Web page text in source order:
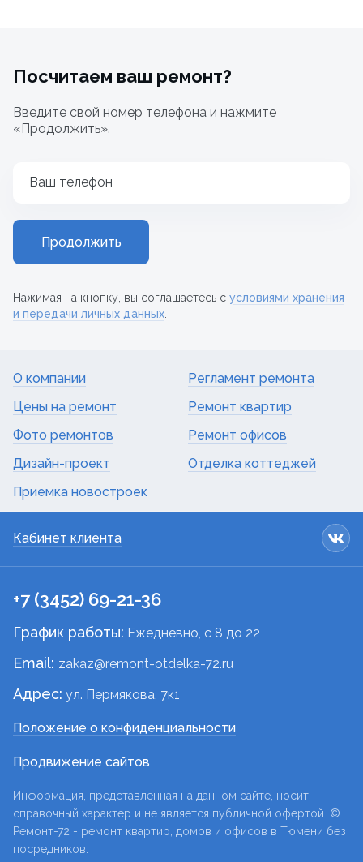
Посчитаем ваш ремонт?
Введите свой номер телефона и нажмите
«Продолжить».
Ваш телефон
Продолжить
Нажимая на кнопку, вы соглашаетесь с условиями хранения
и передачи личных данных.
О компании
Цены на ремонт
Фото ремонтов
Дизайн-проект
Приемка новостроек
Регламент ремонта
Ремонт квартир
Ремонт офисов
Отделка коттеджей
Кабинет клиента
+7 (3452) 69-21-36
График работы: Ежедневно, c 8 до 22
Email: zakaz@remont-otdelka-72.ru
Адрес: ул. Пермякова, 7к1
Положение о конфиденциальности
Продвижение сайтов
Информация, представленная на данном сайте, носит
справочный характер и не является публичной офертой. ©
Ремонт-72 - ремонт квартир, домов и офисов в Тюмени без
посредников.